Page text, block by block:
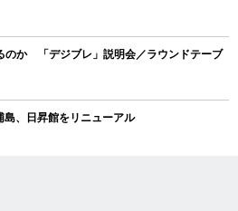
のか 「デジブレ」説明会／ラウンドテーブ
、日昇館をリニューアル